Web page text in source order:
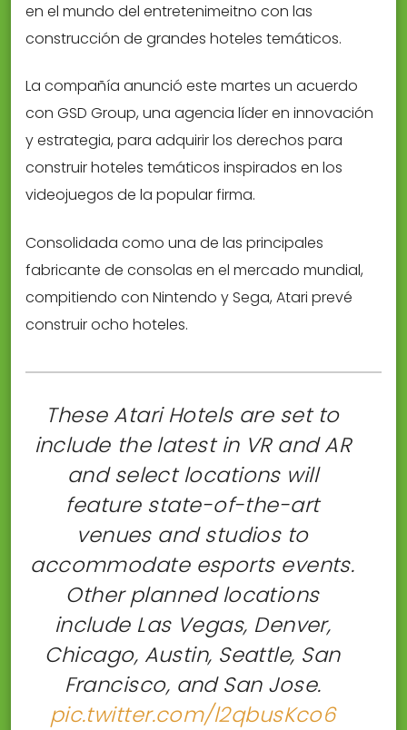
en el mundo del entretenimeitno con las
construcción de grandes hoteles temáticos.
La compañía anunció este martes un acuerdo
con GSD Group, una agencia líder en innovación
y estrategia, para adquirir los derechos para
construir hoteles temáticos inspirados en los
videojuegos de la popular firma.
Consolidada como una de las principales
fabricante de consolas en el mercado mundial,
compitiendo con Nintendo y Sega, Atari prevé
construir ocho hoteles.
These Atari Hotels are set to
include the latest in VR and AR
and select locations will
feature state-of-the-art
venues and studios to
accommodate esports events.
Other planned locations
include Las Vegas, Denver,
Chicago, Austin, Seattle, San
Francisco, and San Jose.
pic.twitter.com/l2qbusKco6